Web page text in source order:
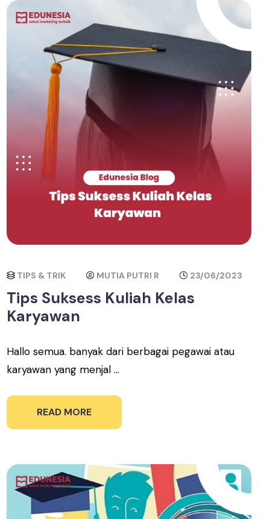
TIPS & TRIK MUTIA PUTRI R 23/06/2023
Tips Suksess Kuliah Kelas
Karyawan
Hallo semua. banyak dari berbagai pegawai atau
karyawan yang menjal ...
READ MORE